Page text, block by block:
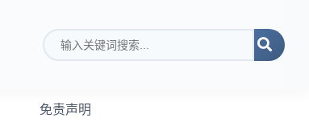
搜索关键词
免责声明